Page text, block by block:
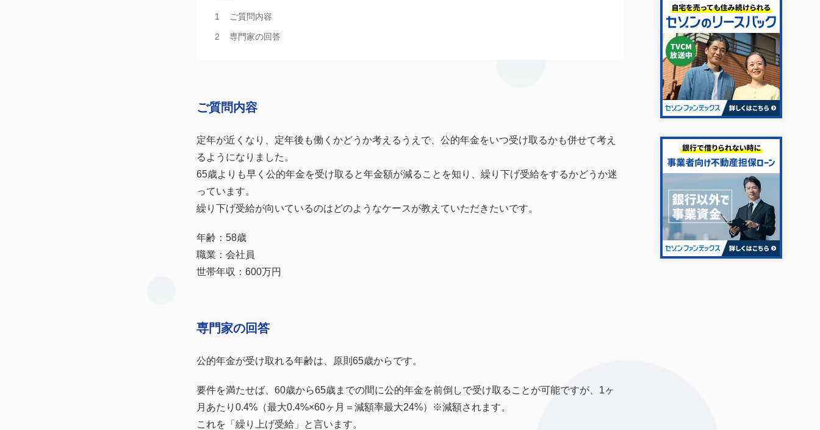
ご質問内容
専門家の回答
ご質問内容
定年が近くなり、定年後も働くかどうか考えるうえで、公的年金をいつ受け取るかも併せて考え
るようになりました。
65歳よりも早く公的年金を受け取ると年金額が減ることを知り、繰り下げ受給をするかどうか迷
っています。
繰り下げ受給が向いているのはどのようなケースが教えていただきたいです。
年齢：58歳
職業：会社員
世帯年収：600万円
専門家の回答
公的年金が受け取れる年齢は、原則65歳からです。
要件を満たせば、60歳から65歳までの間に公的年金を前倒しで受け取ることが可能ですが、1ヶ
月あたり0.4%（最大0.4%×60ヶ月＝減額率最大24%）※減額されます。
これを「繰り上げ受給」と言います。